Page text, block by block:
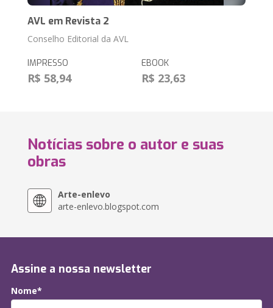
AVL em Revista 2
Conselho Editorial da AVL
IMPRESSO
R$ 58,94
EBOOK
R$ 23,63
Notícias sobre o autor e suas
obras
Arte-enlevo
arte-enlevo.blogspot.com
Assine a nossa newsletter
Nome*